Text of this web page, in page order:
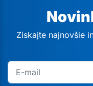
Získajte najnovšie